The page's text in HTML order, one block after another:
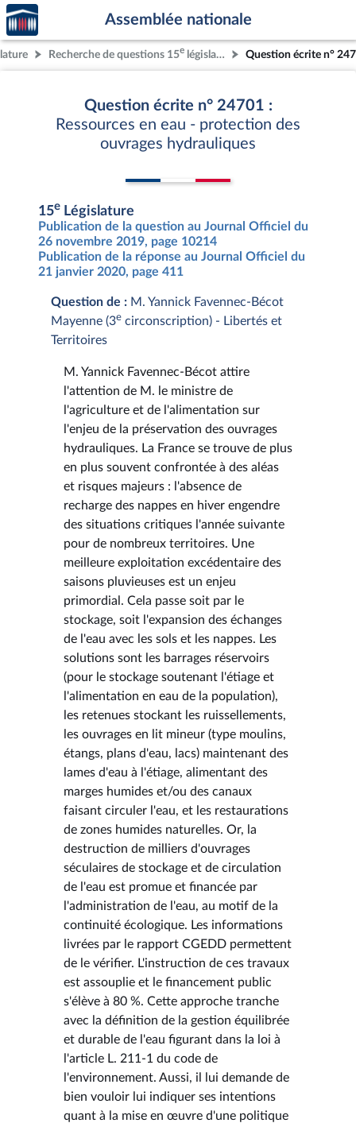
Aller au contenu
Aller en bas de la page
Accèder
à la
page
d'accueil
Assemblée nationale
Recherche de questions 15e législature Question écrite n°
Question écrite n° 24701 :
Ressources en eau - protection des
ouvrages hydrauliques
15e Législature
Publication de la question au Journal Officiel du
26 novembre 2019, page 10214
Publication de la réponse au Journal Officiel du
21 janvier 2020, page 411
Question de : M. Yannick Favennec-Bécot
Mayenne (3e circonscription) - Libertés et
Territoires
M. Yannick Favennec-Bécot attire
l'attention de M. le ministre de
l'agriculture et de l'alimentation sur
l'enjeu de la préservation des ouvrages
hydrauliques. La France se trouve de plus
en plus souvent confrontée à des aléas
et risques majeurs : l'absence de
recharge des nappes en hiver engendre
des situations critiques l'année suivante
pour de nombreux territoires. Une
meilleure exploitation excédentaire des
saisons pluvieuses est un enjeu
primordial. Cela passe soit par le
stockage, soit l'expansion des échanges
de l'eau avec les sols et les nappes. Les
solutions sont les barrages réservoirs
(pour le stockage soutenant l'étiage et
l'alimentation en eau de la population),
les retenues stockant les ruissellements,
les ouvrages en lit mineur (type moulins,
étangs, plans d'eau, lacs) maintenant des
lames d'eau à l'étiage, alimentant des
marges humides et/ou des canaux
faisant circuler l'eau, et les restaurations
de zones humides naturelles. Or, la
destruction de milliers d'ouvrages
séculaires de stockage et de circulation
de l'eau est promue et financée par
l'administration de l'eau, au motif de la
continuité écologique. Les informations
livrées par le rapport CGEDD permettent
de le vérifier. L'instruction de ces travaux
est assouplie et le financement public
s'élève à 80 %. Cette approche tranche
avec la définition de la gestion équilibrée
et durable de l'eau figurant dans la loi à
l'article L. 211-1 du code de
l'environnement. Aussi, il lui demande de
bien vouloir lui indiquer ses intentions
quant à la mise en œuvre d'une politique